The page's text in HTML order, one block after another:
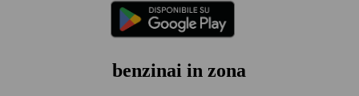
benzinai in zona